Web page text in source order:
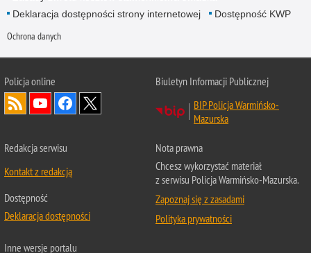
Deklaracja dostępności strony internetowej
Dostępność KWP
Ochrona danych
Policja online
Biuletyn Informacji Publicznej
BIP Policja Warmińsko-
Mazurska
Redakcja serwisu
Kontakt z redakcją
Dostępność
Deklaracja dostępności
Nota prawna
Chcesz wykorzystać materiał
z serwisu Policja Warmińsko-Mazurska.
Zapoznaj się z zasadami
Polityka prywatności
Inne wersje portalu